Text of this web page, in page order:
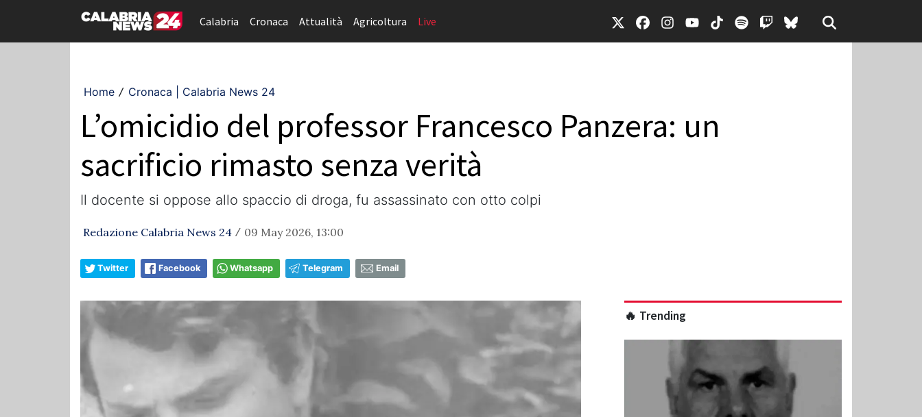
Calabria Cronaca Attualità Agricoltura Live
Home / Cronaca | Calabria News 24
L’omicidio del professor Francesco Panzera: un
sacrificio rimasto senza verità
Il docente si oppose allo spaccio di droga, fu assassinato con otto colpi
Redazione Calabria News 24 / 09 May 2026, 13:00
Twitter Facebook Whatsapp Telegram Email
🔥 Trending